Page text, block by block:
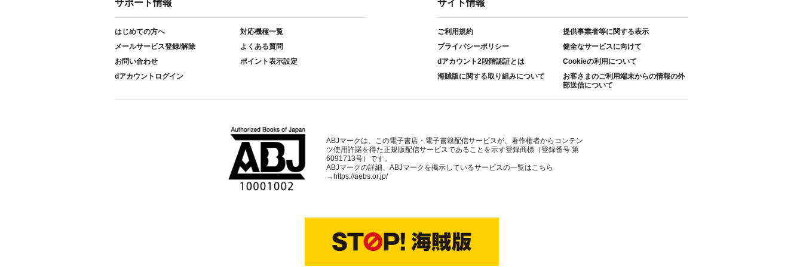
サポート情報
はじめての方へ
対応機種一覧
メールサービス登録/解除
よくある質問
お問い合わせ
ポイント表示設定
dアカウントログイン
サイト情報
ご利用規約
提供事業者等に関する表示
プライバシーポリシー
健全なサービスに向けて
dアカウント2段階認証とは
Cookieの利用について
海賊版に関する取り組みについて
お客さまのご利用端末からの情報の外
部送信について
ABJマークは、この電子書店・電子書籍配信サービスが、著作権者からコンテン
ツ使用許諾を得た正規版配信サービスであることを示す登録商標（登録番号 第
6091713号）です。
ABJマークの詳細、ABJマークを掲示しているサービスの一覧はこちら
→https://aebs.or.jp/